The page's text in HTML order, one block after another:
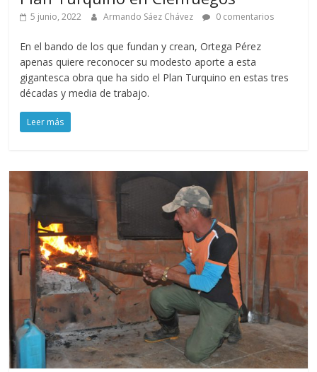
5 junio, 2022 Armando Sáez Chávez 0 comentarios
En el bando de los que fundan y crean, Ortega Pérez
apenas quiere reconocer su modesto aporte a esta
gigantesca obra que ha sido el Plan Turquino en estas tres
décadas y media de trabajo.
Leer más